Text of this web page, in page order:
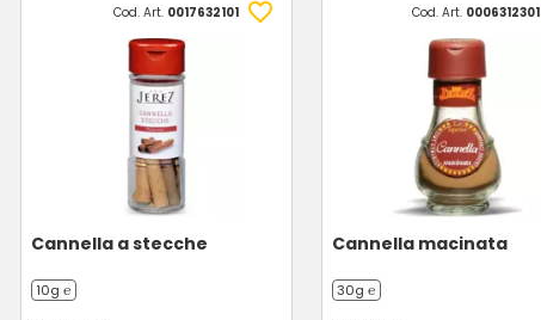
Cod. Art. 0017632101
Cannella a stecche
10g ℮
Cod. Art. 0006312301
Cannella macinata
30g ℮